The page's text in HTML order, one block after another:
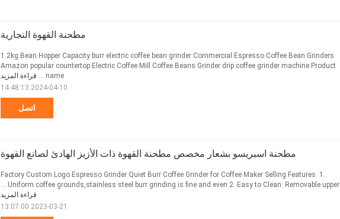
مطحنة القهوة التجارية
اتصل
1.2kg Bean Hopper Capacity burr electric coffee bean grinder Commercial Espresso Coffee Bean Grinders
Amazon popular countertop Electric Coffee Mill Coffee Beans Grinder drip coffee grinder machine Product
name ...
قراءة المزيد
2024-04-10 14:48:13
مطحنة اسبريسو بشعار مخصص مطحنة القهوة ذات الأزيز الهادئ لصانع القهوة
Factory Custom Logo Espresso Grinder Quiet Burr Coffee Grinder for Coffee Maker Selling Features: 1.
Uniform coffee grounds,stainless steel burr grinding is fine and even 2. Easy to Clean: Removable upper ...
قراءة المزيد
2023-03-21 13:07:00